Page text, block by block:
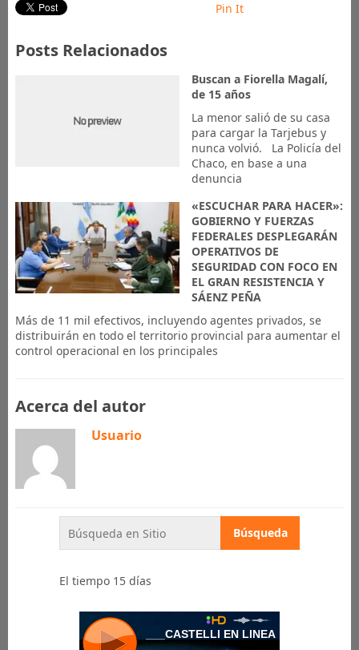
Pin It
Posts Relacionados
Buscan a Fiorella Magalí,
de 15 años
La menor salió de su casa
para cargar la Tarjebus y
nunca volvió. La Policía del
Chaco, en base a una
denuncia
«ESCUCHAR PARA HACER»:
GOBIERNO Y FUERZAS
FEDERALES DESPLEGARÁN
OPERATIVOS DE
SEGURIDAD CON FOCO EN
EL GRAN RESISTENCIA Y
SÁENZ PEÑA
Más de 11 mil efectivos, incluyendo agentes privados, se
distribuirán en todo el territorio provincial para aumentar el
control operacional en los principales
Acerca del autor
Usuario
El tiempo 15 días